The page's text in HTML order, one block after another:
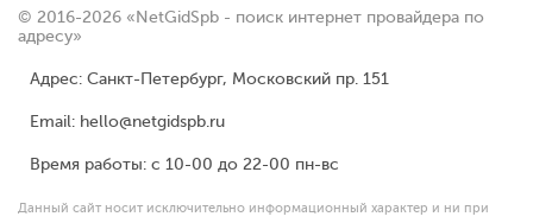
© 2016-2026 «NetGidSpb - поиск интернет провайдера по
адресу»
Адрес: Санкт-Петербург, Московский пр. 151
Email: hello@netgidspb.ru
Время работы: с 10-00 до 22-00 пн-вс
Данный сайт носит исключительно информационный характер и ни при